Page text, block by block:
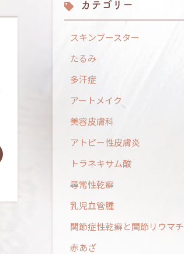
カテゴリー
スキンブースター
たるみ
多汗症
アートメイク
美容皮膚科
アトピー性皮膚炎
トラネキサム酸
尋常性乾癬
乳児血管腫
関節症性乾癬と関節リウマチ
赤あざ